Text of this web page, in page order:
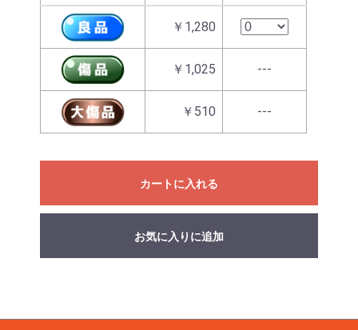
￥1,280
￥1,025 ---
￥510 ---
カートに入れる
お気に入りに追加